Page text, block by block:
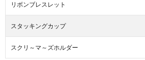
リボンブレスレット
スタッキングカップ
スクリ～マ～ズホルダー